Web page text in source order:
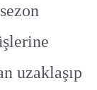
uzaklaşıp